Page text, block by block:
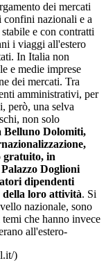
dei mercati
confini nazionali e a
e con contratti
i viaggi all'estero
In Italia non
e medie imprese
dei mercati. Tra
amministrativi, per
però, una selva
non solo
Belluno Dolomiti,
gratuito, in
Doglioni
dipendenti
loro attività. Si
nazionale, sono
che hanno invece
all'estero-
)